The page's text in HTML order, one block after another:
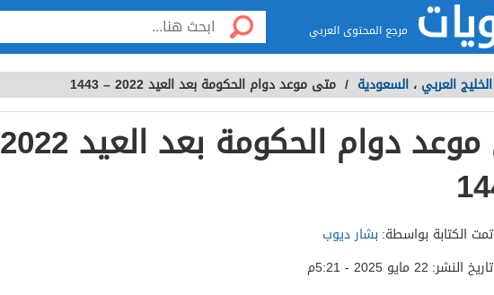
مرجع المحتوى العربي
الخليج العربي ، السعودية / متى موعد دوام الحكومة بعد العيد 2022 – 1443
متى موعد دوام الحكومة بعد العيد 2022
تمت الكتابة بواسطة: بشار ديوب
تاريخ النشر: 22 مايو 2025 - 5:21م